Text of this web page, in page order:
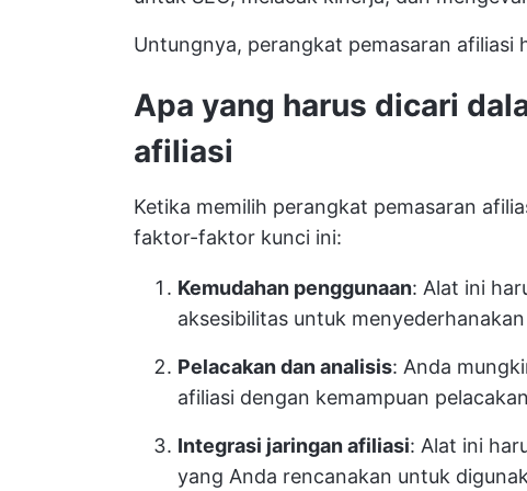
Untungnya, perangkat pemasaran afiliasi
Apa yang harus dicari
afiliasi
Ketika memilih perangkat pemasaran
faktor-faktor kunci ini:
Kemudahan penggunaan: Alat ini
aksesibilitas untuk
Pelacakan dan analisis: Anda
afiliasi dengan kemampuan
Integrasi jaringan afiliasi: Alat ini
yang Anda rencanakan untuk